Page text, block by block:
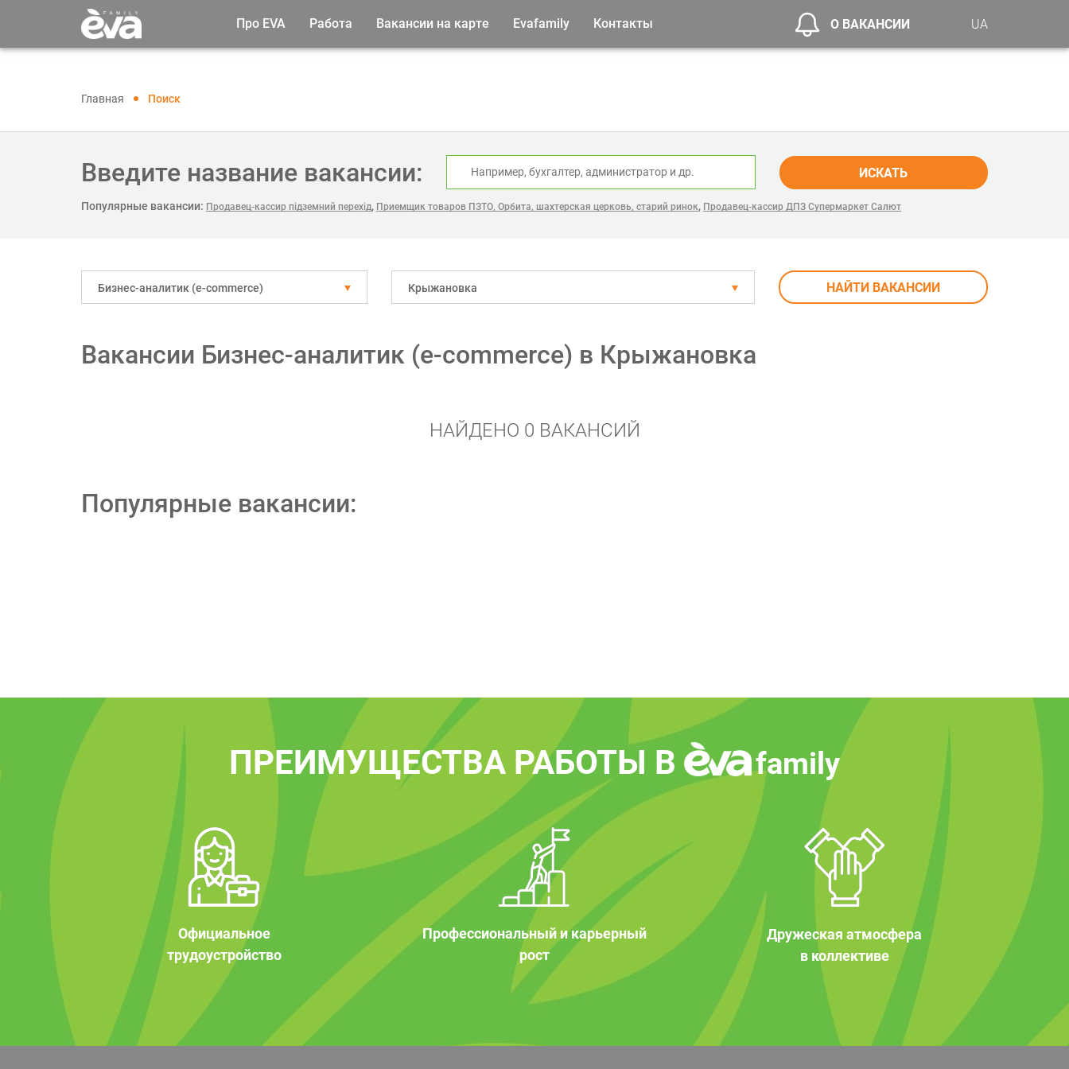
Про EVA Работа Вакансии на карте Evafamily Контакты О ВАКАНСИИ UA
Главная Поиск
Введите название вакансии: ИСКАТЬ
Популярные вакансии: Продавец-кассир підземний перехід, Приемщик товаров ПЗТО, Орбита, шахтерская церковь, старий ринок, Продавец-кассир ДПЗ Супермаркет Салют
Бизнес-аналитик (e-commerce) Крыжановка НАЙТИ ВАКАНСИИ
Вакансии Бизнес-аналитик (e-commerce) в Крыжановка
НАЙДЕНО 0 ВАКАНСИЙ
Популярные вакансии:
ПРЕИМУЩЕСТВА РАБОТЫ В family
Официальное
трудоустройство
Профессиональный и карьерный
рост
Дружеская атмосфера
в коллективе